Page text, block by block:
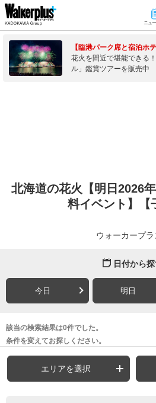
ニュ
【臨港パーク席と宿泊ホ
花火を間近で堪能できる
ル」鑑賞ツアーを販売中
北海道の花火【明日2026
料イベント】【
ウォーカープ
日付から
今日 明日
該当の検索結果は0件でした。
条件を変えてお探しください。
エリアを選択